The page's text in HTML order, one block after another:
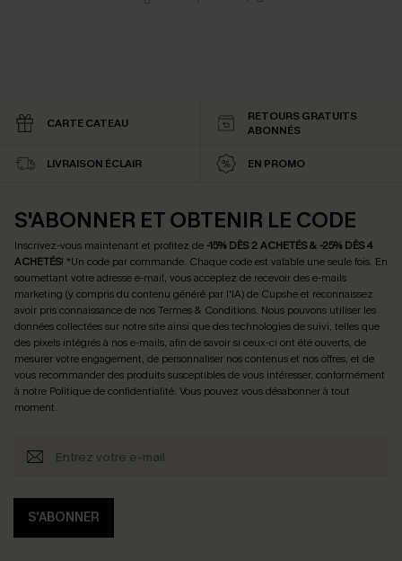
CARTE CATEAU
RETOURS GRATUITS
ABONNÉS
LIVRAISON ÉCLAIR EN PROMO
S'ABONNER ET OBTENIR LE CODE
Inscrivez-vous maintenant et profitez de -15% DÈS 2 ACHETÉS & -25% DÈS 4
ACHETÉS! *Un code par commande. Chaque code est valable une seule fois. En
soumettant votre adresse e-mail, vous acceptez de recevoir des e-mails
marketing (y compris du contenu généré par l'IA) de Cupshe et reconnaissez
avoir pris connaissance de nosTermes & Conditions. Nous pouvons utiliser les
données collectées sur notre site ainsi que des technologies de suivi, telles que
des pixels intégrés à nos e-mails, afin de savoir si ceux-ci ont été ouverts, de
mesurer votre engagement, de personnaliser nos contenus et nos offres, et de
vous recommander des produits susceptibles de vous intéresser, conformément
à notre Politique de confidentialité. Vous pouvez vous désabonner à tout
moment.
S'ABONNER